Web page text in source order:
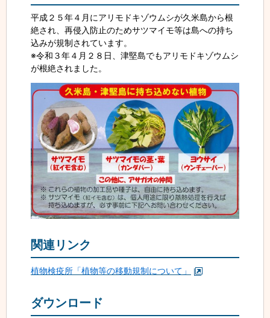
平成２５年４月にアリモドキゾウムシが久米島から根
絶され、再侵入防止のためサツマイモ等は島への持ち
込みが規制されています。
※令和３年４月２８日、津堅島でもアリモドキゾウムシ
が根絶されました。
関連リンク
植物検疫所「植物等の移動規制について」
ダウンロード